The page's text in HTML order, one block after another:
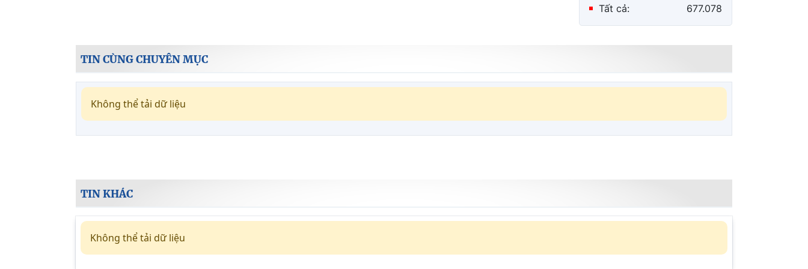
luật
Tất cả: 677.078
TIN CÙNG CHUYÊN MỤC
Không thể tải dữ liệu
TIN KHÁC
Không thể tải dữ liệu